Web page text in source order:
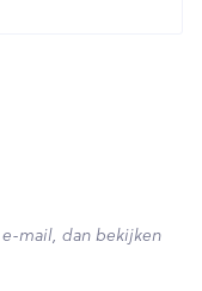
image
mail, dan bekijken